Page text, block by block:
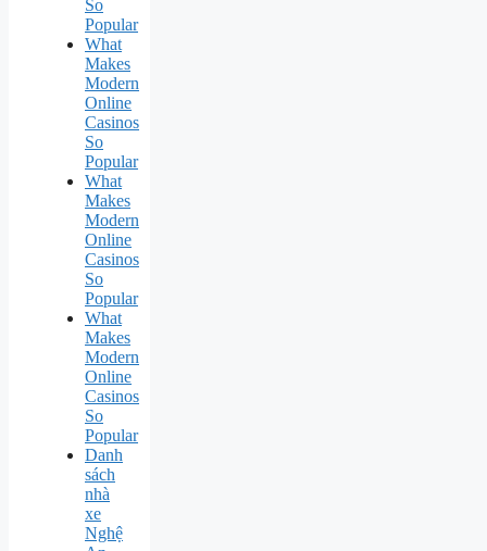
So
Popular
What
Makes
Modern
Online
Casinos
So
Popular
What
Makes
Modern
Online
Casinos
So
Popular
What
Makes
Modern
Online
Casinos
So
Popular
Danh
sách
nhà
xe
Nghệ